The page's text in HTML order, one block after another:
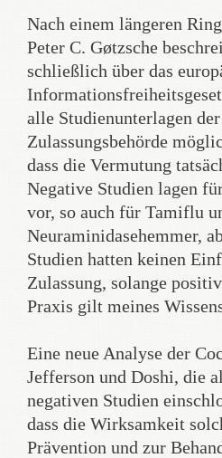
Nach einem längeren
Peter C. Gøtzsche
schließlich über das
alle Studienunterlagen
Zulassungsbehörde
dass die Vermutung
Negative Studien lagen
vor, so auch für Tamiflu
Neuraminidasehemmer,
Studien hatten keinen
Zulassung, solange
Praxis gilt meines
Eine neue Analyse der
Jefferson und Doshi, die
negativen Studien
dass die Wirksamkeit
Prävention und zur